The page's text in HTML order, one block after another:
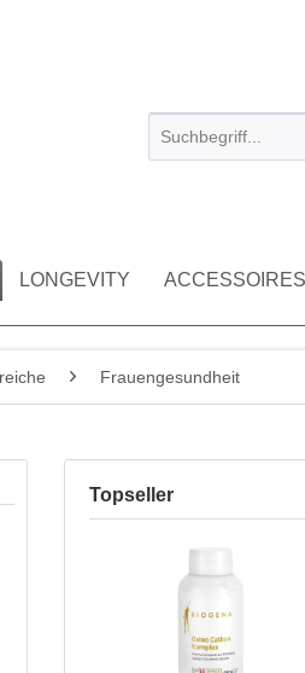
LONGEVITY ACCESSOIRES
Frauengesundheit
Topseller